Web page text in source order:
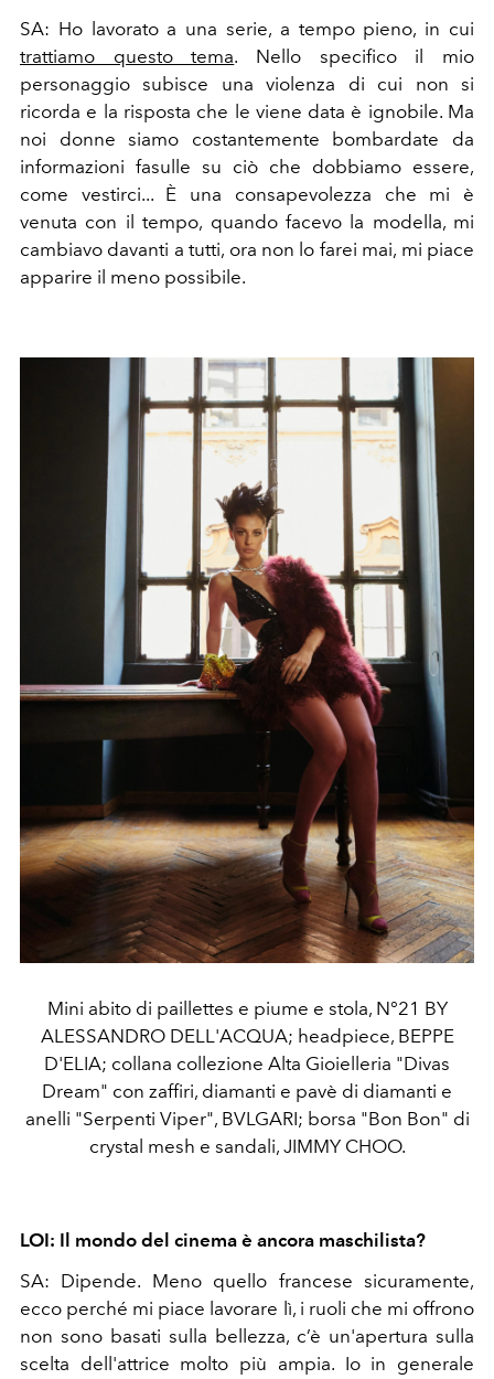
SA: Ho lavorato a una serie, a tempo pieno, in cui
trattiamo questo tema. Nello specifico il mio
personaggio subisce una violenza di cui non si
ricorda e la risposta che le viene data è ignobile. Ma
noi donne siamo costantemente bombardate da
informazioni fasulle su ciò che dobbiamo essere,
come vestirci... È una consapevolezza che mi è
venuta con il tempo, quando facevo la modella, mi
cambiavo davanti a tutti, ora non lo farei mai, mi piace
apparire il meno possibile.
Mini abito di paillettes e piume e stola, N°21 BY
ALESSANDRO DELL'ACQUA; headpiece, BEPPE
D'ELIA; collana collezione Alta Gioielleria "Divas
Dream" con zaffiri, diamanti e pavè di diamanti e
anelli "Serpenti Viper", BVLGARI; borsa "Bon Bon" di
crystal mesh e sandali, JIMMY CHOO.
LOI: Il mondo del cinema è ancora maschilista?
SA: Dipende. Meno quello francese sicuramente,
ecco perché mi piace lavorare lì, i ruoli che mi offrono
non sono basati sulla bellezza, c’è un'apertura sulla
scelta dell'attrice molto più ampia. Io in generale